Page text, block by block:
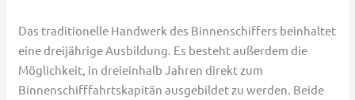
Das traditionelle Handwerk des Binnenschiffers beinhaltet
eine dreijährige Ausbildung. Es besteht außerdem die
Möglichkeit, in dreieinhalb Jahren direkt zum
Binnenschifffahrtskapitän ausgebildet zu werden. Beide